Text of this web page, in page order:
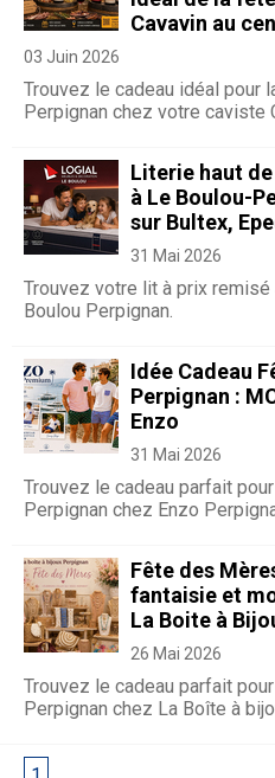
Cavavin au
03 Juin 2026
Trouvez le cadeau idéal pour
Perpignan chez votre caviste
Literie haut
à Le Boulou-
sur Bultex,
31 Mai 2026
Trouvez votre lit à prix
Boulou Perpignan.
Idée Cadeau
Perpignan :
Enzo
31 Mai 2026
Trouvez le cadeau parfait
Perpignan chez Enzo
Fête des
fantaisie et
La Boite à
26 Mai 2026
Trouvez le cadeau parfait
Perpignan chez La Boîte à